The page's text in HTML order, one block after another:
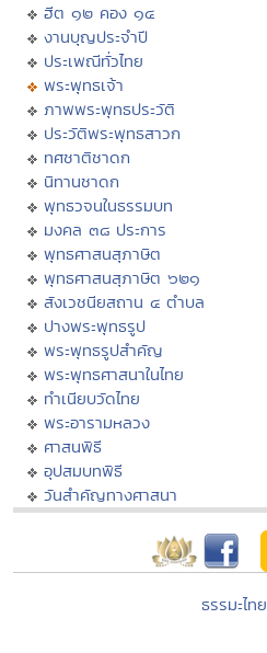
ฮีต ๑๒ คอง ๑๔
งานบุญประจำปี
ประเพณีทั่วไทย
พระพุทธเจ้า
ภาพพระพุทธประวัติ
ประวัติพระพุทธสาวก
ทศชาติชาดก
นิทานชาดก
พุทธวจนในธรรมบท
มงคล ๓๘ ประการ
พุทธศาสนสุภาษิต
พุทธศาสนสุภาษิต ๖๒๑
สังเวชนียสถาน ๔ ตำบล
ปางพระพุทธรูป
พระพุทธรูปสำคัญ
พระพุทธศาสนาในไทย
ทำเนียบวัดไทย
พระอารามหลวง
ศาสนพิธี
อุปสมบทพิธี
วันสำคัญทางศาสนา
ธรรมะไทย